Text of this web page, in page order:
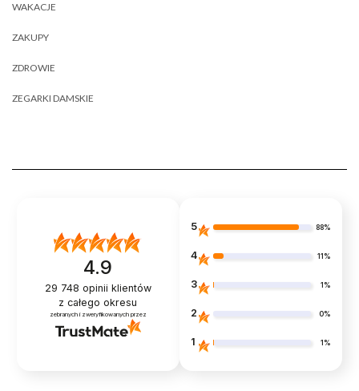
WAKACJE
ZAKUPY
ZDROWIE
ZEGARKI DAMSKIE
4.9
29 748 opinii klientów
z całego okresu
zebranych i zweryfikowanych przez
5 88%
4 11%
3 1%
2 0%
1 1%